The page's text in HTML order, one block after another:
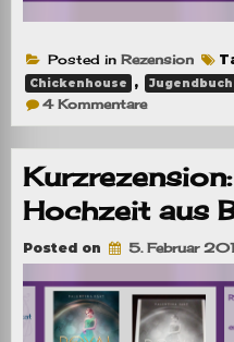
Posted in Rezension
Chickenhouse , Jugendbuch
4 Kommentarezu
–
Tod
im
Blick
Hochzeit aus
Posted on 5. Februar